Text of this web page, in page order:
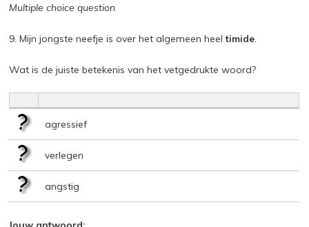
Multiple choice question
9. Mijn jongste neefje is over het algemeen heeltimide.
Wat is de juiste betekenis van het vetgedrukte woord?
agressief
verlegen
angstig